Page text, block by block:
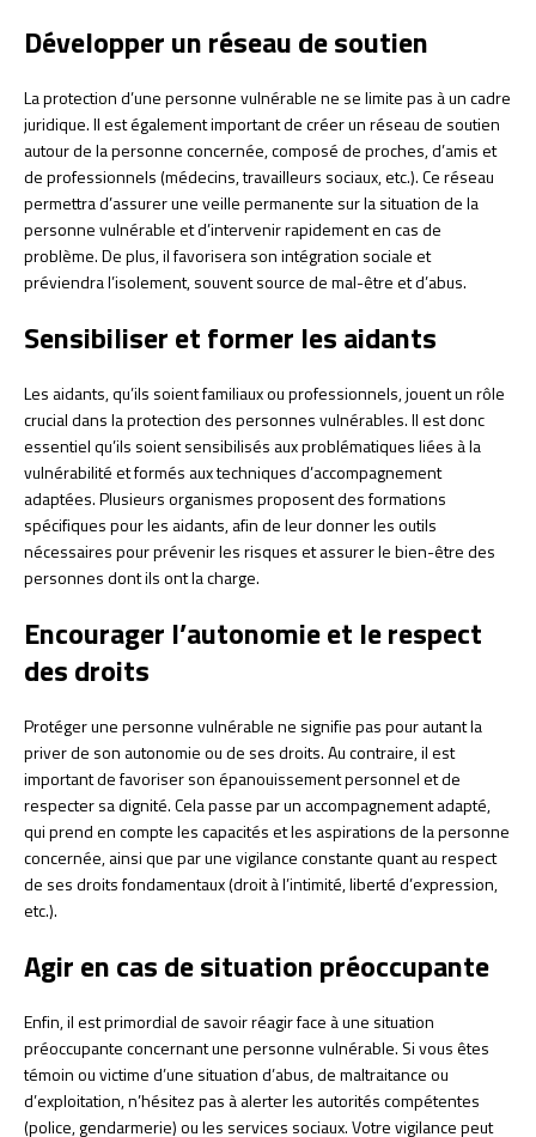
Développer un réseau de soutien
La protection d’une personne vulnérable ne se limite pas à un cadre
juridique. Il est également important de créer un réseau de soutien
autour de la personne concernée, composé de proches, d’amis et
de professionnels (médecins, travailleurs sociaux, etc.). Ce réseau
permettra d’assurer une veille permanente sur la situation de la
personne vulnérable et d’intervenir rapidement en cas de
problème. De plus, il favorisera son intégration sociale et
préviendra l’isolement, souvent source de mal-être et d’abus.
Sensibiliser et former les aidants
Les aidants, qu’ils soient familiaux ou professionnels, jouent un rôle
crucial dans la protection des personnes vulnérables. Il est donc
essentiel qu’ils soient sensibilisés aux problématiques liées à la
vulnérabilité et formés aux techniques d’accompagnement
adaptées. Plusieurs organismes proposent des formations
spécifiques pour les aidants, afin de leur donner les outils
nécessaires pour prévenir les risques et assurer le bien-être des
personnes dont ils ont la charge.
Encourager l’autonomie et le respect
des droits
Protéger une personne vulnérable ne signifie pas pour autant la
priver de son autonomie ou de ses droits. Au contraire, il est
important de favoriser son épanouissement personnel et de
respecter sa dignité. Cela passe par un accompagnement adapté,
qui prend en compte les capacités et les aspirations de la personne
concernée, ainsi que par une vigilance constante quant au respect
de ses droits fondamentaux (droit à l’intimité, liberté d’expression,
etc.).
Agir en cas de situation préoccupante
Enfin, il est primordial de savoir réagir face à une situation
préoccupante concernant une personne vulnérable. Si vous êtes
témoin ou victime d’une situation d’abus, de maltraitance ou
d’exploitation, n’hésitez pas à alerter les autorités compétentes
(police, gendarmerie) ou les services sociaux. Votre vigilance peut